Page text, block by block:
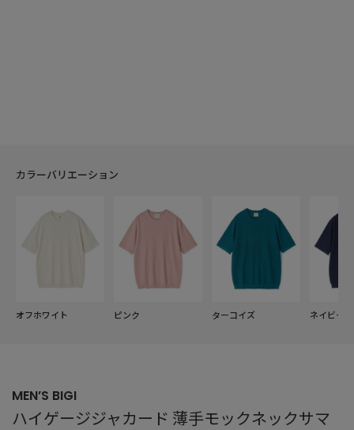
カラーバリエーション
オフホワイト ピンク ターコイズ ネイビー
MEN’S BIGI
ハイゲージジャカード 薄手モックネックサマ